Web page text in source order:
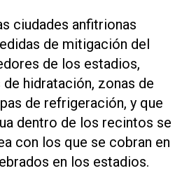
ciudades anfitrionas
de mitigación ‌del
de los estadios,
hidratación, zonas de
de refrigeración, y que
dentro de ‌los recintos se
con los que se cobran en
en ⁠los estadios.